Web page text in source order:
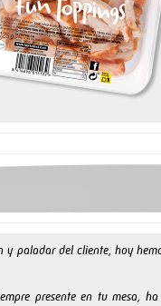
y paladar del cliente, hoy
presente en tu mesa,